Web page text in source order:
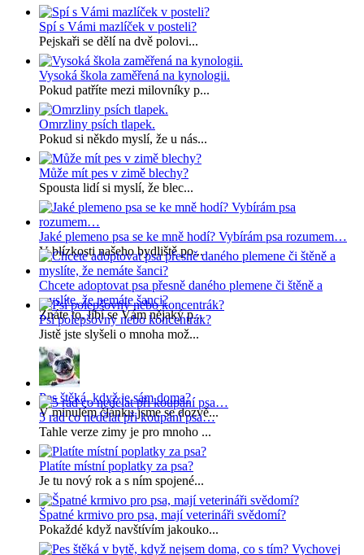
Spí s Vámi mazlíček v posteli?
Pejskaři se dělí na dvě polovi...
Vysoká škola zaměřená na kynologii.
Pokud patříte mezi milovníky p...
Omrzliny psích tlapek.
Pokud si někdo myslí, že u nás...
Může mít pes v zimě blechy?
Spousta lidí si myslí, že blec...
Jaké plemeno psa se ke mně hodí? Vybírám psa rozumem…
V blízkosti našeho bydliště po...
Chcete adoptovat psa přesně daného plemene či štěně a
myslíte, že nemáte šanci?
Znáte to, líbí se Vám nějaký p...
Psí polepšovny nebo koncentrák?
Jistě jste slyšeli o mnoha mož...
Pes štěká, když je sám doma?
V minulém článku jsme se dozvě...
5 rad co nedělat při koupání psa…
Tahle verze zimy je pro mnoho ...
Platíte místní poplatky za psa?
Je tu nový rok a s ním spojené...
Špatné krmivo pro psa, mají veterináři svědomí?
Pokaždé když navštívím jakouko...